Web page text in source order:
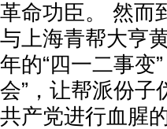
革命功臣。 然而
与上海青帮大亨
年的“四一二事变
会”，让帮派份
共产党进行血腥